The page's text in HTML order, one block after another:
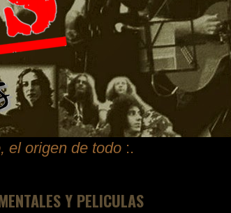
el origen de todo :.
Y PELICULAS